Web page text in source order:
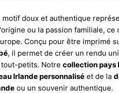
motif doux et authentique
ou la passion familiale, ce
Conçu pour être imprimé
, il permet de créer un rendu
petits. Notre collection pays
Irlande personnalisé et de la
ou un souvenir authentique.